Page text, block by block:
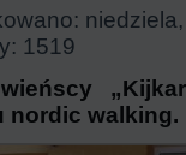
1519
nordic walking.